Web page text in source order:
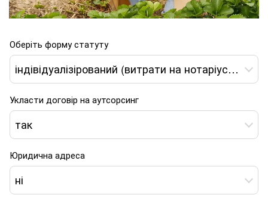
Оберіть форму статуту
індівідуалізірований (витрати на нотаріуса не включені)
Укласти договір на аутсорсинг
так
Юридична адреса
ні